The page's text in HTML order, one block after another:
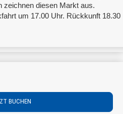
zeichnen diesen Markt aus.
um 17.00 Uhr. Rückkunft 18.30
BUCHEN